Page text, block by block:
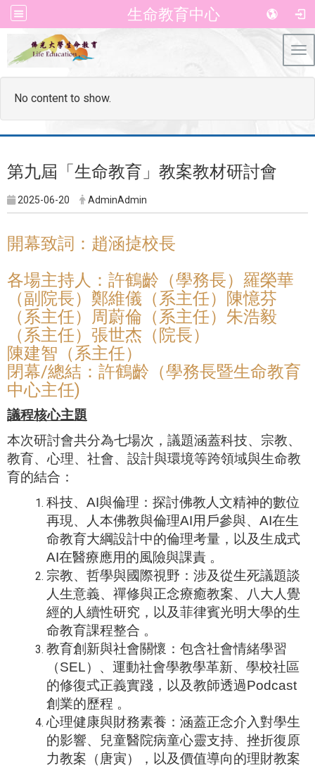
生命教育中心
No content to show.
第九屆「生命教育」教案教材研討會
2025-06-20 AdminAdmin
開幕致詞：趙涵㨗校長
各場主持人：許鶴齡（學務長）羅榮華
（副院長）鄭維儀（系主任）陳憶芬
（系主任）周蔚倫（系主任）朱浩毅
（系主任）張世杰（院長）
陳建智（系主任）
閉幕/總結：許鶴齡（學務長暨生命教育
中心主任)
議程核心主題
本次研討會共分為七場次，議題涵蓋科技、宗教、
教育、心理、社會、設計與環境等跨領域與生命教
育的結合：
科技、 AI與倫理：探討佛教人文精神的數位
再現、人本佛教與倫理AI用戶參與、 AI在生
命教育大綱設計中的倫理考量，以及生成式
AI在醫療應用的風險與課責 。
宗教、哲學與國際視野：涉及從生死議題談
人生意義、禪修與正念療癒教案、八大人覺
經的人續性研究，以及菲律賓光明大學的生
命教育課程整合 。
教育創新與社會關懷：包含社會情緒學習
（SEL）、運動社會學教學革新、學校社區
的修復式正義實踐，以及教師透過Podcast
創業的歷程 。
心理健康與財務素養：涵蓋正念介入對學生
的影響、兒童醫院病童心靈支持、挫折復原
力教案（唐寅），以及價值導向的理財教案